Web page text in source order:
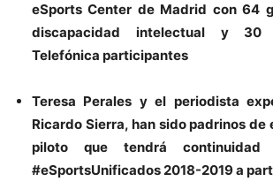
eSports Center de Madrid con 64
discapacidad intelectual y 30
Telefónica participantes
Teresa Perales y el periodista
Ricardo Sierra, han sido padrinos de
piloto que tendrá
#eSportsUnificados 2018-2019 a